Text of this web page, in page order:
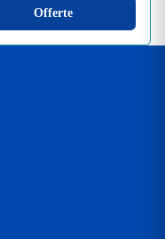
Offerte